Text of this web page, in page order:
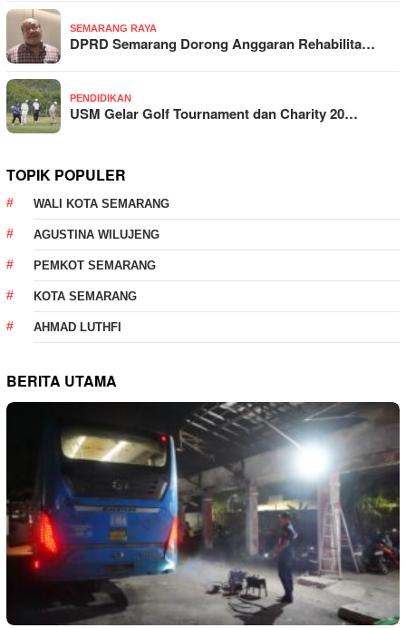
SEMARANG RAYA
DPRD Semarang Dorong Anggaran Rehabilita…
PENDIDIKAN
USM Gelar Golf Tournament dan Charity 20…
TOPIK POPULER
WALI KOTA SEMARANG
AGUSTINA WILUJENG
PEMKOT SEMARANG
KOTA SEMARANG
AHMAD LUTHFI
BERITA UTAMA